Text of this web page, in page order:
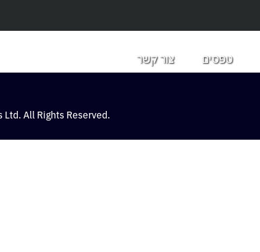
טפסים צור קשר
All Rights Reserved.